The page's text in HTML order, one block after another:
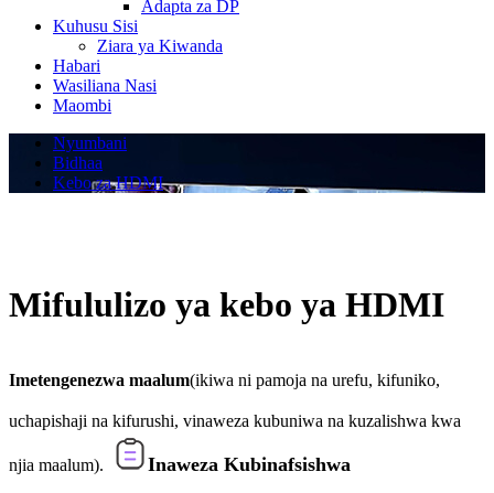
Adapta za DP
Kuhusu Sisi
Ziara ya Kiwanda
Habari
Wasiliana Nasi
Maombi
Nyumbani
Bidhaa
Kebo za HDMI
Mifululizo ya kebo ya HDMI
Imetengenezwa maalum(ikiwa ni pamoja na urefu, kifuniko,
uchapishaji na kifurushi, vinaweza kubuniwa na kuzalishwa kwa
njia maalum).
Inaweza Kubinafsishwa